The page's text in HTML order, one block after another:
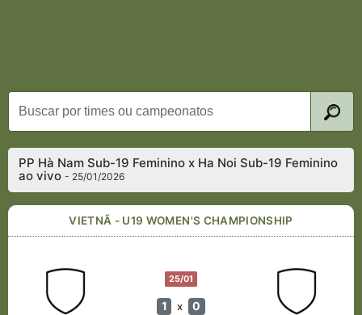
PP Hà Nam Sub-19 Feminino x Ha Noi Sub-19 Feminino
ao vivo- 25/01/2026
VIETNÃ - U19 WOMEN'S CHAMPIONSHIP
25/01
1 x 0